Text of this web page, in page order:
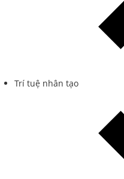
Trí tuệ nhân tạo